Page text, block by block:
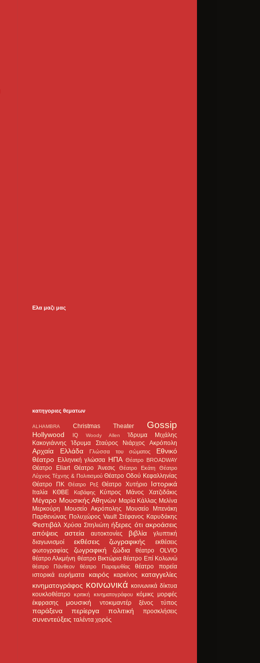
Ελα μαζι μας
κατηγοριες θεματων
ALHAMBRA Christmas Theater Gossip
Hollywood IQ Woody Allen
Ίδρυμα Μιχάλης
Κακογιάννης
Ίδρυμα Σταύρος Νιάρχος Ακρόπολη
Αρχαία Ελλάδα Γλώσσα του σώματος
Εθνικό
θέατρο Ελληνική γλώσσα ΗΠΑ Θέατρο BROADWAY
Θέατρο Eliart Θέατρο Άνεσις Θέατρο Εκάτη
Θέατρο
Λύχνος Τέχνης & Πολιτισμού Θέατρο Οδού Κεφαλληνίας
Θέατρο ΠΚ
Θέατρο Ρεξ Θέατρο Χυτήριο Ιστορικά
Ιταλία ΚΘΒΕ Καβάφης Κύπρος Μάνος Χατζιδάκις
Μέγαρο Μουσικής Αθηνών Μαρία Κάλλας Μελίνα
Μερκούρη
Μουσείο Ακρόπολης
Μουσείο Μπενάκη
Παρθενώνας Πολυχώρος Vault Στέφανος Καρυδάκης
Φεστιβάλ Χρύσα Σπηλιώτη ήξερες ότι ακροάσεις
απόψεις
αστεία αυτοκτονίες βιβλία
γλυπτική
διαγωνισμοί
εκθέσεις ζωγραφικής
εκθέσεις
φωτογραφίας
ζωγραφική ζώδια
θέατρο OLVIO
θέατρο Αλκμήνη θέατρο Βικτώρια θέατρο Επί Κολωνώ
θέατρο Πάνθεον θέατρο Παραμυθίας
θέατρο πορεία
ιστορικά ευρήματα
καιρός καρκίνος
καταγγελίες
κινηματογράφος κοινωνικά κοινωνικά δίκτυα
κουκλοθέατρο
κριτική κινηματογράφου κόμικς μορφές
έκφρασης
μουσική ντοκιμαντέρ ξένος τύπος
παράξενα περίεργα πολιτική προσκλήσεις
συνεντεύξεις ταλέντα χορός